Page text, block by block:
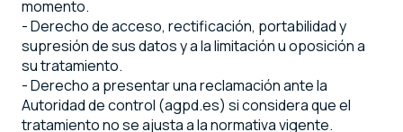
momento.
- Derecho de acceso, rectificación, portabilidad y
supresión de sus datos y a la limitación u oposición a
su tratamiento.
- Derecho a presentar una reclamación ante la
Autoridad de control (agpd.es) si considera que el
tratamiento no se ajusta a la normativa vigente.